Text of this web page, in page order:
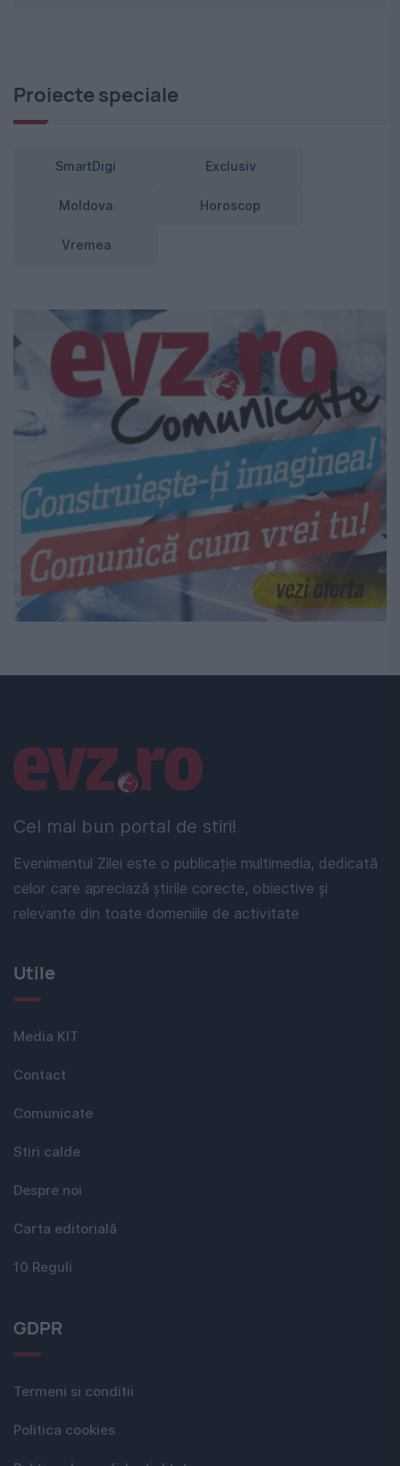
Proiecte speciale
SmartDigi Exclusiv
Moldova Horoscop
Vremea
Cel mai bun portal de stiri!
Evenimentul Zilei este o publicație multimedia, dedicată
celor care apreciază știrile corecte, obiective și
relevante din toate domeniile de activitate
Linkuri utile
Utile
Media KIT
Contact
Comunicate
Stiri calde
Despre noi
Carta editorială
10 Reguli
GDPR
Termeni si conditii
Politica cookies